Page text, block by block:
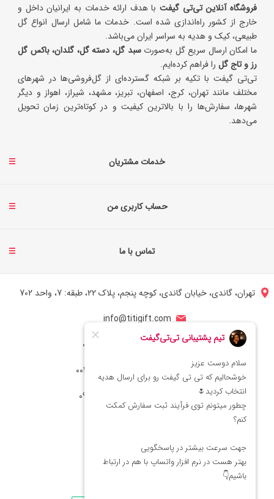
فروشگاه آنلاین تی‌تی گیفتبا هدف ارائه خدمات به ایرانیان داخل و
خارج از کشور راه‌اندازی شده است. خدمات ما شامل ارسال انواع گل
طبیعی، کیک و هدیه به سراسر ایران می‌باشد.
ما امکان ارسال سریع گل به‌صورتسبد گل، دسته گل، گلدان، باکس گل
رز و تاج گل را فراهم کرده‌ایم.
تی‌تی گیفت با تکیه بر شبکه گسترده‌ای از گل‌فروشی‌ها در شهرهای
مختلف مانند تهران، کرج، اصفهان، تبریز، مشهد، شیراز، اهواز و دیگر
شهرها، سفارش‌ها را با بالاترین کیفیت و در کوتاه‌ترین زمان تحویل
می‌دهد.
خدمات مشتریان
حساب کاربری من
تماس با ما
تهران، گاندی، خیابان گاندی، کوچه پنجم، پلاک 22، طبقه: 7، واحد 702
info@titigift.com
شماره تماس ایران: 02166066403
شماره تماس آمریکا: 0014088054942